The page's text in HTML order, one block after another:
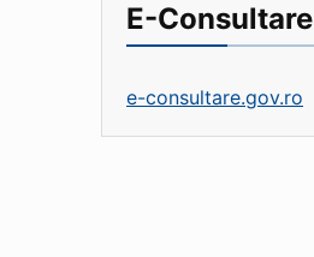
E-Consultare
e-consultare.gov.ro